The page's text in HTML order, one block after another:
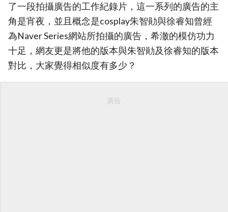
了一段拍攝廣告的工作紀錄片，這一系列的廣告的主
角是宵夜，並且概念是cosplay朱智勛與徐睿知曾經
為Naver Series網站所拍攝的廣告，希澈的模仿功力
十足，網友更是將他的版本與朱智勛及徐睿知的版本
對比，大家覺得相似度有多少？
廣告